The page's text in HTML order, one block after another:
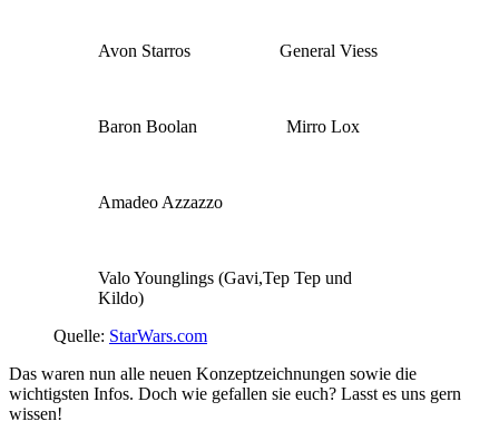
Avon Starros General Viess
Baron Boolan Mirro Lox
Amadeo Azzazzo
Valo Younglings (Gavi,Tep Tep und
Kildo)
Quelle: StarWars.com
Das waren nun alle neuen Konzeptzeichnungen sowie die
wichtigsten Infos. Doch wie gefallen sie euch? Lasst es uns gern
wissen!